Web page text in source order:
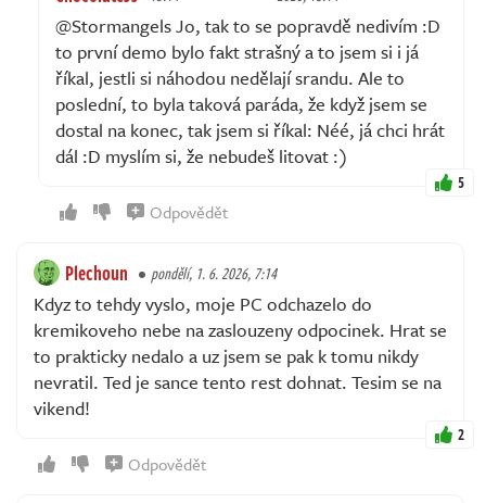
@Stormangels Jo, tak to se popravdě nedivím :D
to první demo bylo fakt strašný a to jsem si i já
říkal, jestli si náhodou nedělají srandu. Ale to
poslední, to byla taková paráda, že když jsem se
dostal na konec, tak jsem si říkal: Néé, já chci hrát
dál :D myslím si, že nebudeš litovat :)
5
Odpovědět
Plechoun pondělí, 1. 6. 2026, 7:14
Kdyz to tehdy vyslo, moje PC odchazelo do
kremikoveho nebe na zaslouzeny odpocinek. Hrat se
to prakticky nedalo a uz jsem se pak k tomu nikdy
nevratil. Ted je sance tento rest dohnat. Tesim se na
vikend!
2
Odpovědět